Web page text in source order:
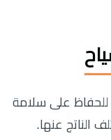
للحفاظ على سلامة
الناتج عنها.